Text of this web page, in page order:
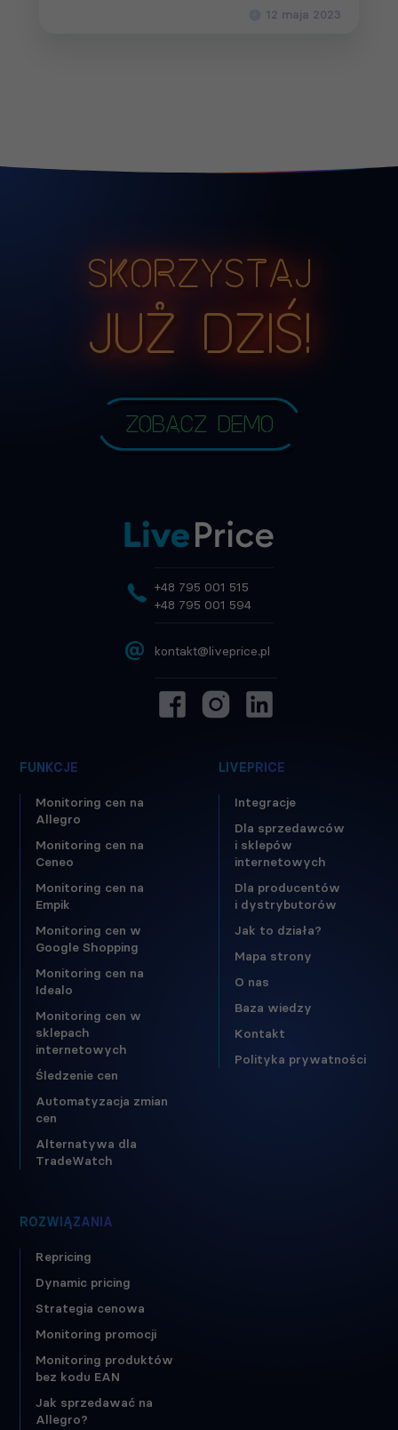
12 maja 2023
Skorzystaj
już dziś!
Zobacz demo
FUNKCJE
Monitoring cen na
Allegro
Monitoring cen na
Ceneo
Monitoring cen na
Empik
Monitoring cen w
Google Shopping
Monitoring cen na
Idealo
Monitoring cen w
sklepach
internetowych
Śledzenie cen
Automatyzacja zmian
cen
Alternatywa dla
TradeWatch
LIVEPRICE
Integracje
Dla sprzedawców
i sklepów
internetowych
Dla producentów
i dystrybutorów
Jak to działa?
Mapa strony
O nas
Baza wiedzy
Kontakt
Polityka prywatności
ROZWIĄZANIA
Repricing
Dynamic pricing
Strategia cenowa
Monitoring promocji
Monitoring produktów
bez kodu EAN
Jak sprzedawać na
Allegro?
+48 795 001 515
+48 795 001 594
@ kontakt@liveprice.pl